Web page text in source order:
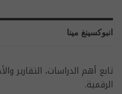
انبوكسينغ مينا
تابع أهم الدراسات، التقارير
الرقمية.